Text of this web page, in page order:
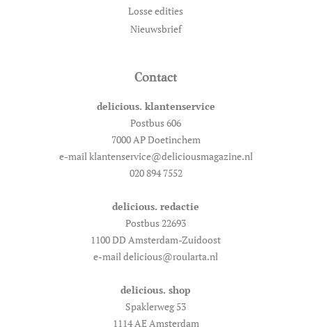
Losse edities
Nieuwsbrief
Contact
delicious. klantenservice
Postbus 606
7000 AP Doetinchem
e-mail klantenservice@deliciousmagazine.nl
020 894 7552
delicious. redactie
Postbus 22693
1100 DD Amsterdam-Zuidoost
e-mail delicious@roularta.nl
delicious. shop
Spaklerweg 53
1114 AE Amsterdam